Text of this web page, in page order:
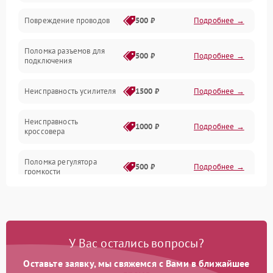
Механические повреждения
Повреждение проводов 500 ₽ Подробнее →
Поломка разъемов для
подключения
500 ₽ Подробнее →
Неисправность усилителя 1500 ₽ Подробнее →
Неисправность
кроссовера
1000 ₽ Подробнее →
Поломка регулятора
громкости
500 ₽ Подробнее →
Поломка системы
отключения
1000 ₽
У Вас остались вопросы?
Оставьте заявку, мы свяжемся с Вами в ближайшее